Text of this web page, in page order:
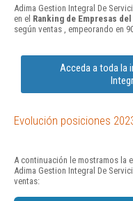
Adima Gestion Integral De
en el Ranking de Empresas
según ventas , empeorando en
Acceda a toda la
Evolución posiciones
A continuación le mostramos la
Adima Gestion Integral De
ventas: